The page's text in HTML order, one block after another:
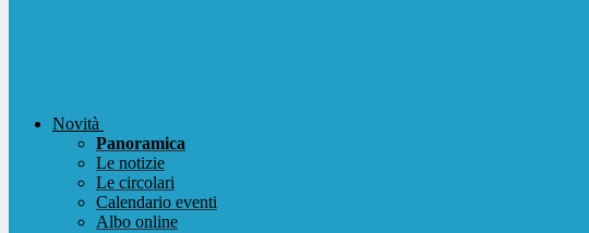
Novità
Panoramica
Le notizie
Le circolari
Calendario eventi
Albo online